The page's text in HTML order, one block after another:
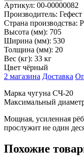
Артикул: 00-00000082
Производитель: Гефест
Страна производства:
Высота (мм): 705
Ширина (мм): 530
Толщина (мм): 20
Вес (кг): 33 кг
Цвет чёрный
2 магазина Доставка
Марка чугуна СЧ-20
Максимальный
Мощная, усиленная
прослужит не один
Похожие